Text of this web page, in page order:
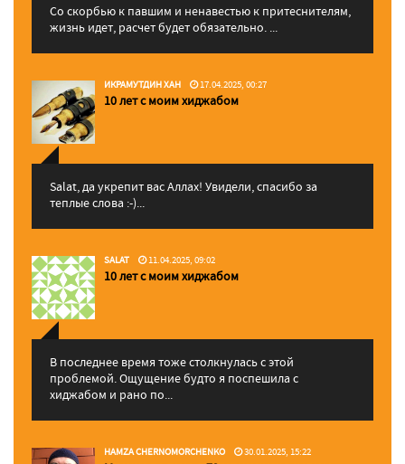
Со скорбью к павшим и ненавестью к притеснителям,
жизнь идет, расчет будет обязательно. ...
ИКРАМУТДИН ХАН 17.04.2025, 00:27
10 лет с моим хиджабом
Salat, да укрепит вас Аллаx! Увидели, спасибо за
теплые слова :-)...
SALAT 11.04.2025, 09:02
10 лет с моим хиджабом
В последнее время тоже столкнулась с этой
проблемой. Ощущение будто я поспешила с
хиджабом и рано по...
HAMZA CHERNOMORCHENKO 30.01.2025, 15:22